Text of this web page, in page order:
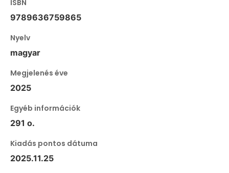
ISBN
9789636759865
Nyelv
magyar
Megjelenés éve
2025
Egyéb információk
291 o.
Kiadás pontos dátuma
2025.11.25